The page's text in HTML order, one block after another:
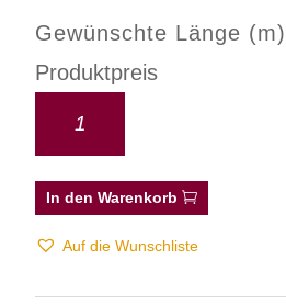
Gewünschte Länge (m)
Produktpreis
In den Warenkorb
Auf die Wunschliste